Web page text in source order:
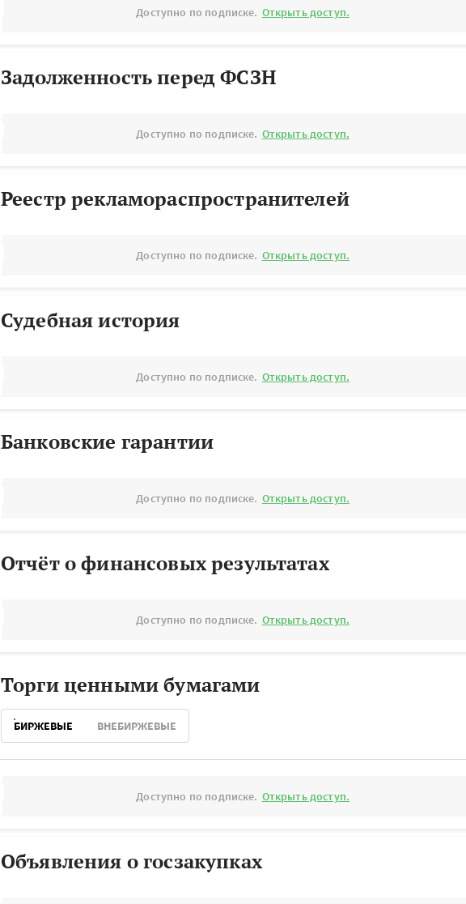
Доступно по подписке. Открыть доступ.
Задолженность перед ФСЗН
Доступно по подписке. Открыть доступ.
Реестр рекламораспространителей
Доступно по подписке. Открыть доступ.
Судебная история
Доступно по подписке. Открыть доступ.
Банковские гарантии
Доступно по подписке. Открыть доступ.
Отчёт о финансовых результатах
Доступно по подписке. Открыть доступ.
Торги ценными бумагами
БИРЖЕВЫЕ ВНЕБИРЖЕВЫЕ
Доступно по подписке. Открыть доступ.
Объявления о госзакупках